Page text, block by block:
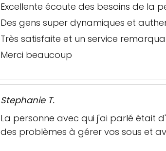
Excellente écoute des besoins de la
Des gens super dynamiques et
Très satisfaite et un service
Merci beaucoup
Stephanie T.
La personne avec qui j'ai parlé était
des problèmes à gérer vos sous et